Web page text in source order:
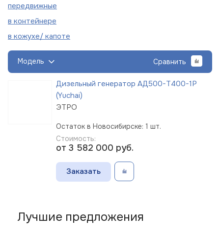
передвижные
в контейнере
в кожухе/ капоте
Модель Сравнить
Дизельный генератор АД500-Т400-1Р
(Yuchai)
ЭТРО
Остаток в Новосибирске: 1 шт.
Стоимость:
от 3 582 000 руб.
Заказать
Лучшие предложения